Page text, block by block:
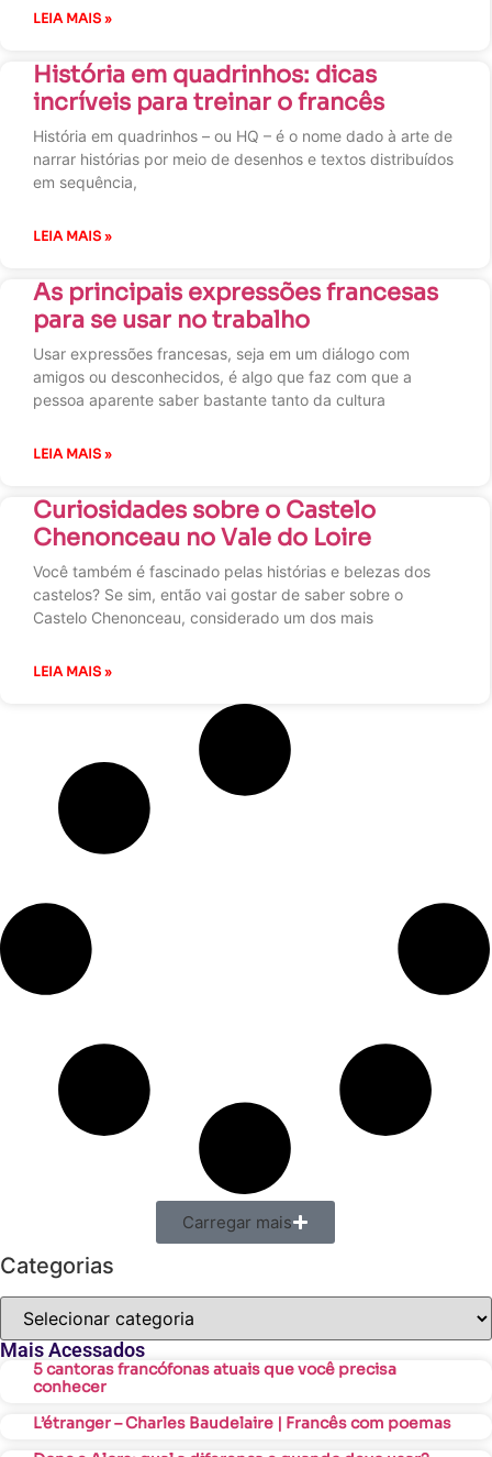
LEIA MAIS »
História em quadrinhos: dicas
incríveis para treinar o francês
História em quadrinhos – ou HQ – é o nome dado à arte de
narrar histórias por meio de desenhos e textos distribuídos
em sequência,
LEIA MAIS »
As principais expressões francesas
para se usar no trabalho
Usar expressões francesas, seja em um diálogo com
amigos ou desconhecidos, é algo que faz com que a
pessoa aparente saber bastante tanto da cultura
LEIA MAIS »
Curiosidades sobre o Castelo
Chenonceau no Vale do Loire
Você também é fascinado pelas histórias e belezas dos
castelos? Se sim, então vai gostar de saber sobre o
Castelo Chenonceau, considerado um dos mais
LEIA MAIS »
Carregar mais
Categorias
Mais Acessados
5 cantoras francófonas atuais que você precisa
conhecer
L’étranger – Charles Baudelaire | Francês com poemas